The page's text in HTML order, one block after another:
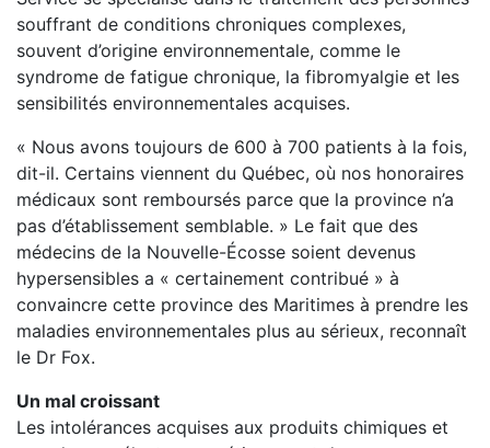
souffrant de conditions chroniques complexes,
souvent d’origine environnementale, comme le
syndrome de fatigue chronique, la fibromyalgie et les
sensibilités environnementales acquises.
« Nous avons toujours de 600 à 700 patients à la fois,
dit-il. Certains viennent du Québec, où nos honoraires
médicaux sont remboursés parce que la province n’a
pas d’établissement semblable. » Le fait que des
médecins de la Nouvelle-Écosse soient devenus
hypersensibles a « certainement contribué » à
convaincre cette province des Maritimes à prendre les
maladies environnementales plus au sérieux, reconnaît
le Dr Fox.
Un mal croissant
Les intolérances acquises aux produits chimiques et